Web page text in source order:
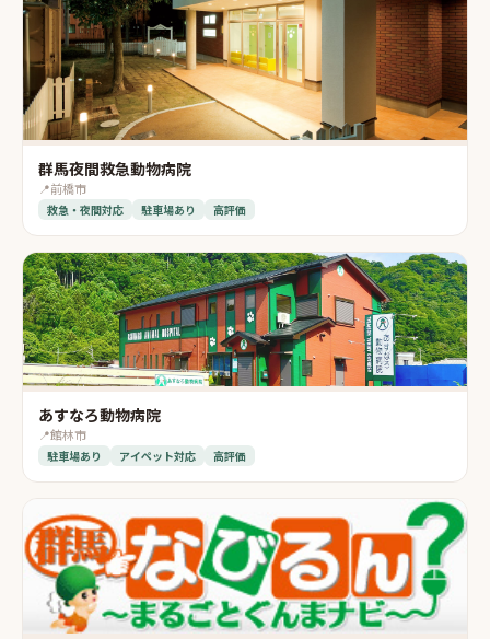
群馬夜間救急動物病院
📍前橋市
救急・夜間対応 駐車場あり 高評価
あすなろ動物病院
📍館林市
駐車場あり アイペット対応 高評価